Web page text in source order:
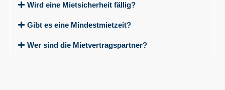
Wird eine Mietsicherheit fällig?
Gibt es eine Mindestmietzeit?
Wer sind die Mietvertragspartner?